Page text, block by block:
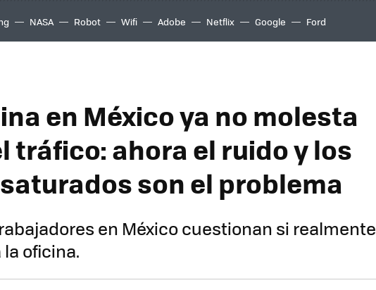
NASA Robot Wifi Adobe Netflix Google Ford
en México ya no molesta
tráfico: ahora el ruido y los
son el problema
en México cuestionan si realmente
oficina.